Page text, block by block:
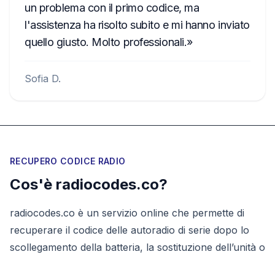
un problema con il primo codice, ma
l'assistenza ha risolto subito e mi hanno inviato
quello giusto. Molto professionali.
Sofia D.
RECUPERO CODICE RADIO
Cos'è radiocodes.co?
radiocodes.co è un servizio online che permette di
recuperare il codice delle autoradio di serie dopo lo
scollegamento della batteria, la sostituzione dell’unità o